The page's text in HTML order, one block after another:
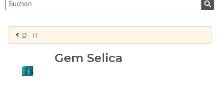
D - H
Gem Selica